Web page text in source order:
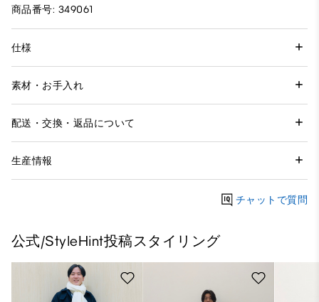
商品番号: 349061
仕様
素材・お手入れ
配送・交換・返品について
生産情報
チャットで質問
公式/StyleHint投稿スタイリング